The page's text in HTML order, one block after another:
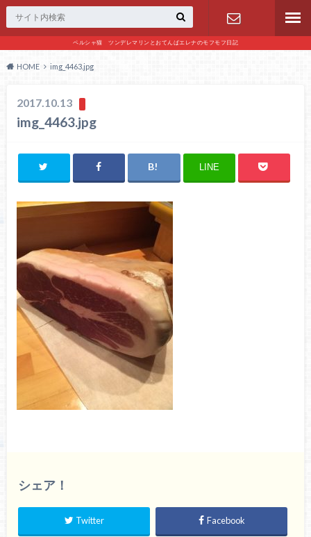
ペルシャ猫 ツンデレマリンとおてんばエレナのモフモフ日記
お問い合わ
HOME img_4463.jpg
2017.10.13
img_4463.jpg
LINE
シェア！
Twitter Facebook